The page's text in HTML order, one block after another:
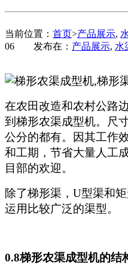
当前位置： 首页>产品展示,
06
发布在： 产品展示, 水
在农田改造和农村公路
到梯形农渠成型机。尺
公分的都有。因其工作
和工期，节省大量人工
目部的欢迎。
除了梯形渠，U型渠和
运用比较广泛的渠型。
0.8梯形农渠成型机的结